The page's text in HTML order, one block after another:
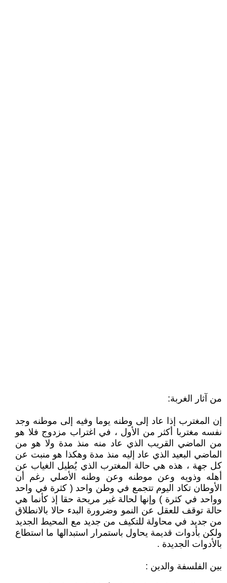
من آثار الغربة:
إن المغترب إذا عاد إلى وطنه يوما وفيه إلى موطنه وجد
نفسه مغتربا أكثر من الأول ، في اغتراب مزدوج فلا هو
من الماضي القريب الذي عاد منه منذ مدة ولا هو من
الماضي البعيد الذي عاد إليه منذ مدة وهكذا هو منبت عن
كل جهة ، هذه هي حالة المغترب الذي يُطيل الغياب عن
أهله وذويه وعن موطنه وعن وطنه الأصلي رغم أن
الأوطان تكاد اليوم تتجمع في وطن واحد ( كثرة في واحد
وواحد في كثرة ) وإنها لحالة غير مريحة حقا إذ كأنما هي
حالة توقف للعقل عن النمو وضرورة البدء حالا بالانطلاق
من جديد في محاولة للتكيف من جديد مع المحيط الجديد
ولكن بأدوات قديمة يحاول باستمرار استبدالها ما استطاع
بالأدوات الجديدة .
بين الفلسفة والدين :